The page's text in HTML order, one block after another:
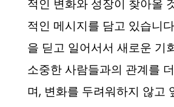
적인 변화와 성장이 찾아올
적인 메시지를 담고 있습니
을 딛고 일어서서 새로운 기
소중한 사람들과의 관계를
며, 변화를 두려워하지 않고